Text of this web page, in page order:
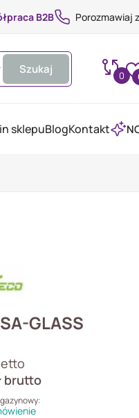
B2B Porozmawiaj
Szukaj 0
sklepuBlogKontakt
GLASS
brutto